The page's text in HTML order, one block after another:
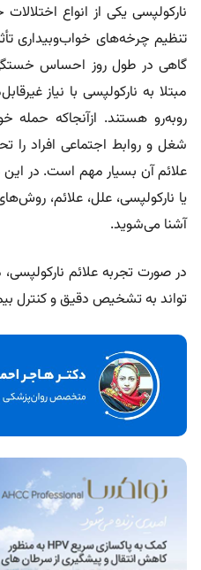
نارکولپسی یکی از انواع
تنظیم چرخه‌های خواب‌وبیداری
گاهی در طول روز احساس خستگی
مبتلا به نارکولپسی با نیاز
روبه‌رو هستند. ازآنجاکه
شغل و روابط اجتماعی افراد را
علائم آن بسیار مهم است. در این
یا نارکولپسی، علل، علائم،
آشنا می‌شوید.
در صورت تجربه علائم
تواند به تشخیص دقیق و کنترل